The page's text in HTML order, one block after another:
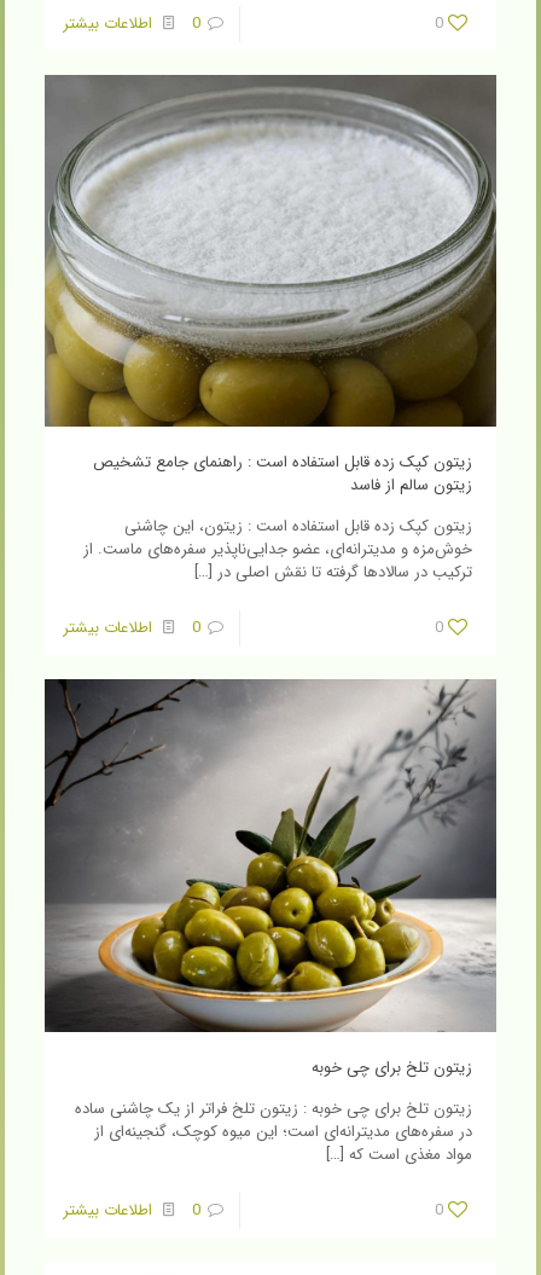
0
0 اطلاعات بیشتر
زیتون کپک زده قابل استفاده است : راهنمای جامع تشخیص
زیتون سالم از فاسد
زیتون کپک زده قابل استفاده است : زیتون، این چاشنی
خوش‌مزه و مدیترانه‌ای، عضو جدایی‌ناپذیر سفره‌های ماست. از
ترکیب در سالادها گرفته تا نقش اصلی در […]
0
0 اطلاعات بیشتر
زیتون تلخ برای چی خوبه
زیتون تلخ برای چی خوبه : زیتون تلخ فراتر از یک چاشنی ساده
در سفره‌های مدیترانه‌ای است؛ این میوه کوچک، گنجینه‌ای از
مواد مغذی است که […]
0
0 اطلاعات بیشتر